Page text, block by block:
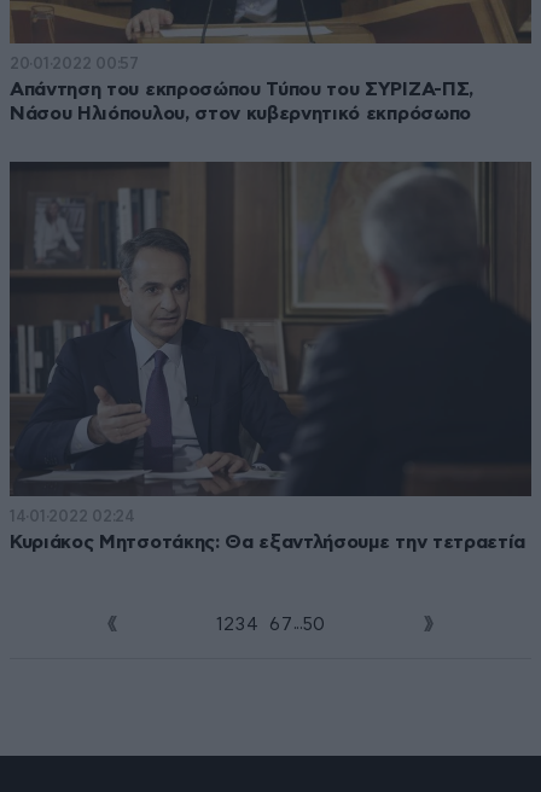
20·01·2022 00:57
Απάντηση του εκπροσώπου Τύπου του ΣΥΡΙΖΑ-ΠΣ,
Νάσου Ηλιόπουλου, στον κυβερνητικό εκπρόσωπο
14·01·2022 02:24
Κυριάκος Μητσοτάκης: Θα εξαντλήσουμε την τετραετία
1 23 4 6 7 ...50